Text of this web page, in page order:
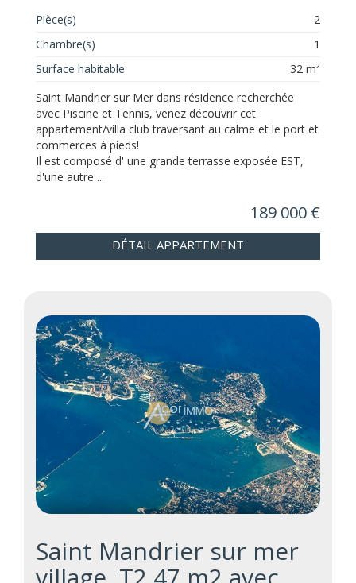
Pièce(s)
2
Chambre(s)
1
Surface habitable
32 m²
Saint Mandrier sur Mer dans résidence recherchée
avec Piscine et Tennis, venez découvrir cet
appartement/villa club traversant au calme et le port et
commerces à pieds!
Il est composé d' une grande terrasse exposée EST,
d'une autre ...
189 000 €
DÉTAIL APPARTEMENT
Saint Mandrier sur mer